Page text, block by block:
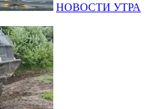
НОВОСТИ УТРА